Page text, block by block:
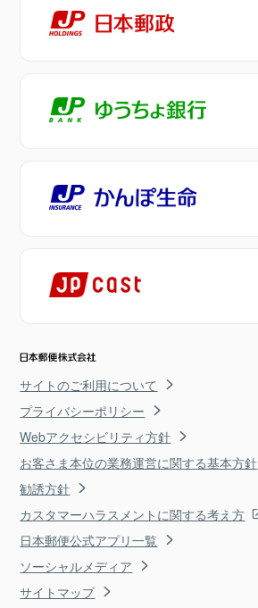
サイトのご利用について
プライバシーポリシー
Webアクセシビリティ方針
お客さま本位の業務運営に関する基本方針
勧誘方針
カスタマーハラスメントに関する考え方
日本郵便公式アプリ一覧
ソーシャルメディア
サイトマップ